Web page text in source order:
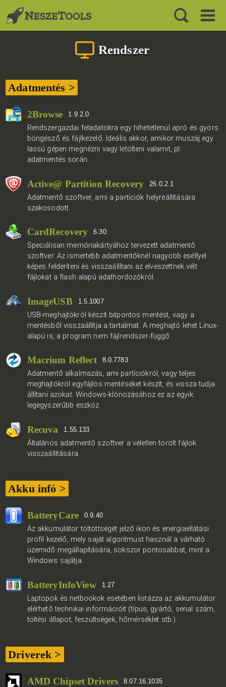
Rendszer
Adatmentés >
2Browse 1.9.2.0
Rendszergazdai feladatokra egy hihetetlenül apró és gyors
böngésző és fájlkezelő. Ideális akkor, amikor muszáj egy
lassú gépen megnézni vagy letölteni valamit, pl.
adatmentés során.
Active@ Partition Recovery 26.0.2.1
Adatmentő szoftver, ami a partíciók helyreállítására
szakosodott.
CardRecovery 6.30
Speciálisan memóriakártyához tervezett adatmentő
szoftver. Az ismertebb adatmentőknél nagyobb eséllyel
képes felderíteni és visszaállítani az elveszettnek vélt
fájlokat a flash alapú adathordozókról.
ImageUSB 1.5.1007
USB-meghajtókról készít bitpontos mentést, vagy a
mentésből visszaállítja a tartalmat. A meghajtó lehet Linux-
alapú is, a program nem fájlrendszer-függő.
Macrium Reflect 8.0.7783
Adatmentő alkalmazás, ami partíciókról, vagy teljes
meghajtókról egyfájlos mentéseket készít, és vissza tudja
állítani azokat. Windows-klónozásához ez az egyik
legegyszerűbb eszköz.
Recuva 1.55.133
Általános adatmentő szoftver a véletlen törölt fájlok
visszaállítására.
Akku infó >
BatteryCare 0.9.40
Az akkumulátor töltöttségét jelző ikon és energiaellátási
profil kezelő, mely saját algoritmust használ a várható
üzemidő megállapítására, sokszor pontosabbat, mint a
Windows sajátja.
BatteryInfoView 1.27
Laptopok és netbookok esetében listázza az akkumulátor
elérhető technikai információit (típus, gyártó, serial szám,
töltési állapot, feszültségek, hőmérséklet stb.).
Driverek >
AMD Chipset Drivers 8.07.16.1035